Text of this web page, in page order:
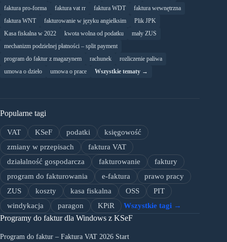
faktura pro-forma
faktura vat rr faktura WDT
faktura wewnętrzna
faktura WNT
fakturowanie w języku angielksim
Plik JPK
Kasa fiskalna w 2022
kwota wolna od podatku
mały ZUS
mechanizm podzielnej płatności – split payment
program do faktur z magazynem
rachunek
rozliczenie paliwa
umowa o dzieło
umowa o prace Wszystkie tematy →
Popularne tagi
VAT KSeF podatki
księgowość
zmiany w przepisach
faktura VAT
działalność gospodarcza
fakturowanie
faktury
program do fakturowania
e-faktura
prawo pracy
ZUS
koszty kasa fiskalna OSS
PIT
windykacja
paragon KPiR Wszystkie tagi →
Programy do faktur dla Windows z KSeF
Program do faktur – Faktura VAT 2026 Start